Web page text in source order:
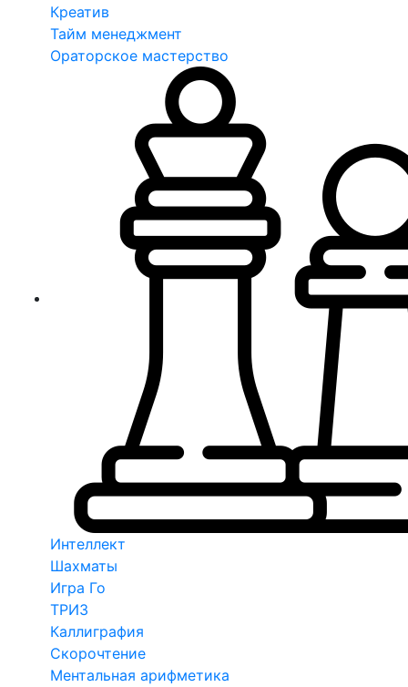
Креатив
Тайм менеджмент
Ораторское мастерство
Интеллект
Шахматы
Игра Го
ТРИЗ
Каллиграфия
Скорочтение
Ментальная арифметика